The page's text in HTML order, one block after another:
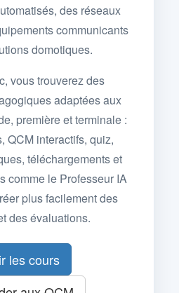
des réseaux
communicants
domotiques.
vous trouverez des
adaptées aux
première et terminale :
QCM interactifs, quiz,
téléchargements et
comme le Professeur IA
plus facilement des
des évaluations.
les cours